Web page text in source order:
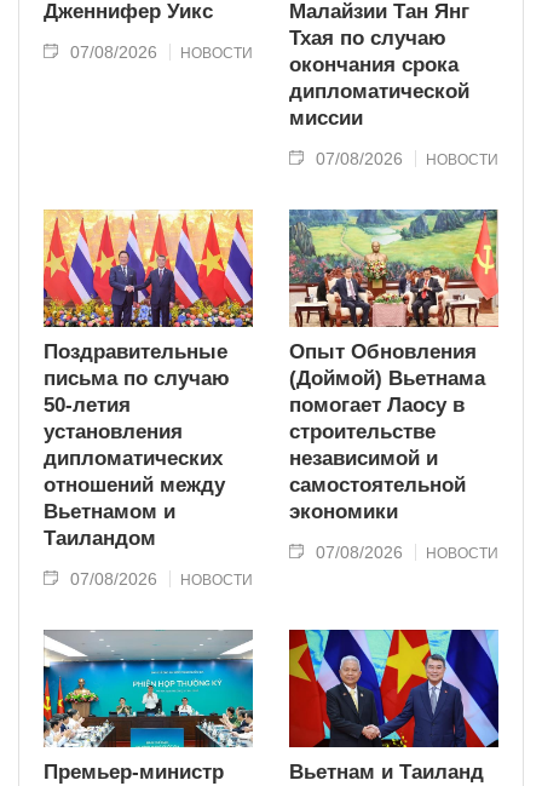
Дженнифер Уикс
07/08/2026 НОВОСТИ
Малайзии Тан Янг
Тхая по случаю
окончания срока
дипломатической
миссии
07/08/2026 НОВОСТИ
Поздравительные
письма по случаю
50-летия
установления
дипломатических
отношений между
Вьетнамом и
Таиландом
07/08/2026 НОВОСТИ
Опыт Обновления
(Доймой) Вьетнама
помогает Лаосу в
строительстве
независимой и
самостоятельной
экономики
07/08/2026 НОВОСТИ
Премьер-министр
Вьетнам и Таиланд